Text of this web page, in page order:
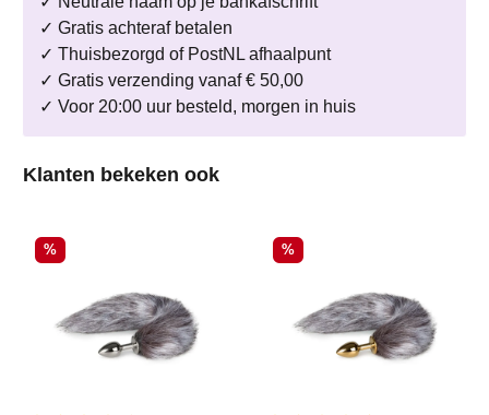
✓ Gratis achteraf betalen
✓ Thuisbezorgd of PostNL afhaalpunt
✓ Gratis verzending vanaf € 50,00
✓ Voor 20:00 uur besteld, morgen in huis
Productgalerij overslaan
Klanten bekeken ook
Korting
% Korting
%